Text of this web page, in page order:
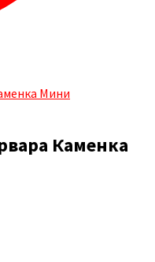
Каменка